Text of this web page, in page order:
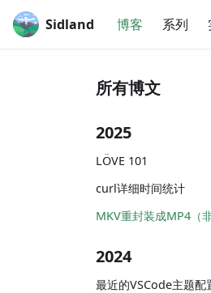
Sidland 博客 系列
所有博文
2025
LÖVE 101
curl详细时间统计
MKV重封装成MP4（非
2024
最近的VSCode主题配